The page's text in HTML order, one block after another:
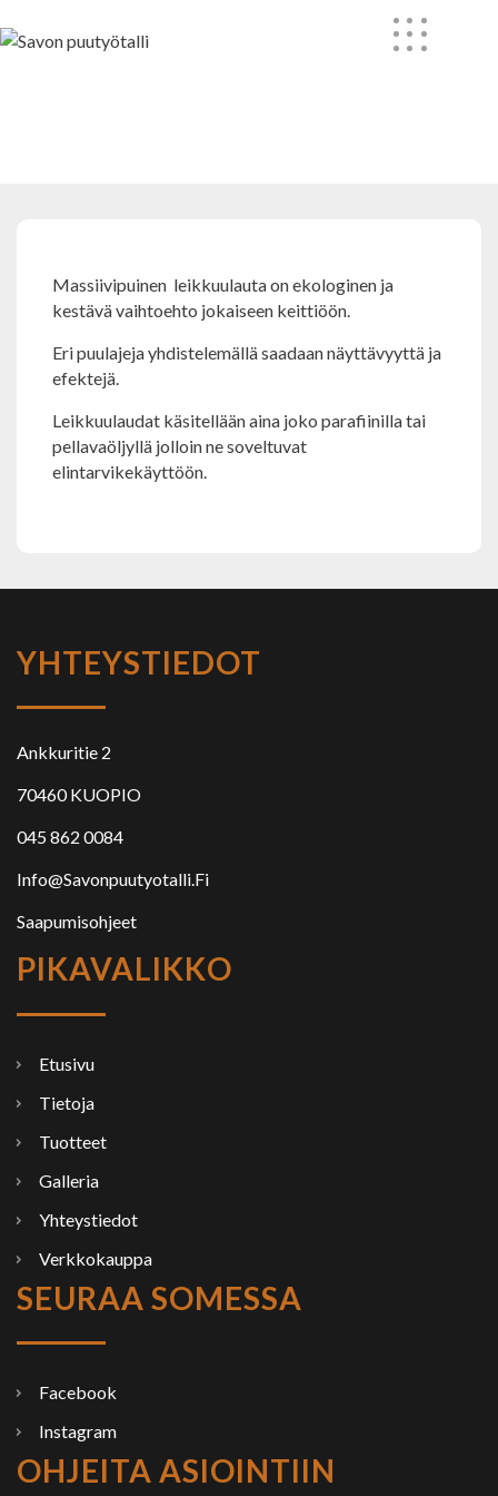
to
Massiivipuinen leikkuulauta on ekologinen ja
kestävä vaihtoehto jokaiseen keittiöön.
Eri puulajeja yhdistelemällä saadaan näyttävyyttä ja
efektejä.
Leikkuulaudat käsitellään aina joko parafiinilla tai
pellavaöljyllä jolloin ne soveltuvat
elintarvikekäyttöön.
YHTEYSTIEDOT
Ankkuritie 2
70460 KUOPIO
045 862 0084
Info@savonpuutyotalli.fi
Saapumisohjeet
PIKAVALIKKO
Etusivu
Tietoja
Tuotteet
Galleria
Yhteystiedot
Verkkokauppa
SEURAA SOMESSA
Facebook
Instagram
OHJEITA ASIOINTIIN